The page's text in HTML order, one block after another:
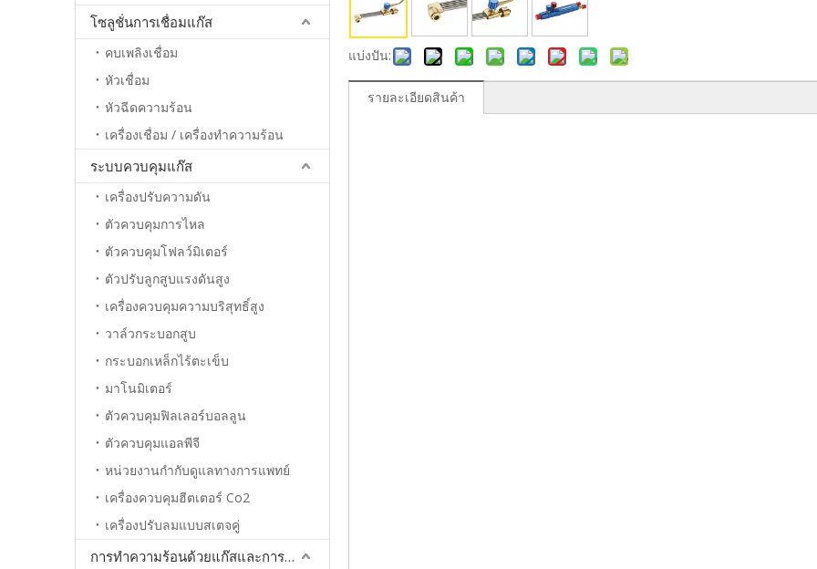
โซลูชั่นการเชื่อมแก๊ส
คบเพลิงเชื่อม
หัวเชื่อม
หัวฉีดความร้อน
เครื่องเชื่อม / เครื่องทำความร้อน
ระบบควบคุมแก๊ส
เครื่องปรับความดัน
ตัวควบคุมการไหล
ตัวควบคุมโฟลว์มิเตอร์
ตัวปรับลูกสูบแรงดันสูง
เครื่องควบคุมความบริสุทธิ์สูง
วาล์วกระบอกสูบ
กระบอกเหล็กไร้ตะเข็บ
มาโนมิเตอร์
ตัวควบคุมฟิลเลอร์บอลลูน
ตัวควบคุมแอลพีจี
หน่วยงานกำกับดูแลทางการแพทย์
เครื่องควบคุมฮีตเตอร์ Co2
เครื่องปรับลมแบบสเตจคู่
การทำความร้อนด้วยแก๊สและการประสาน
แบ่งปัน:
รายละเอียดสินค้า